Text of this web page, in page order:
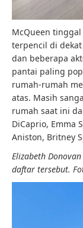
McQueen
terpencil di
dan beberapa
pantai paling
rumah-rumah
atas. Masih
rumah saat ini
DiCaprio, Emma
Aniston, Britney
Elizabeth
daftar tersebut.